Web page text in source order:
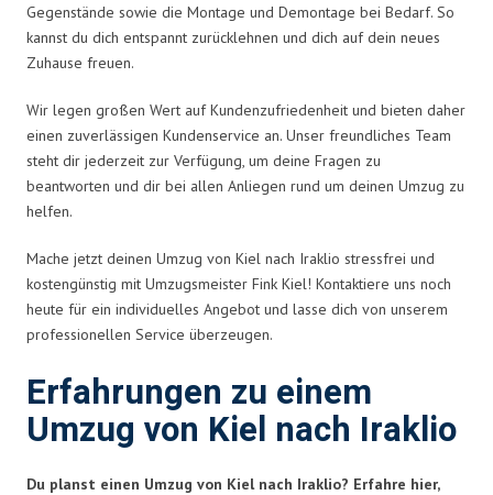
Gegenstände sowie die Montage und Demontage bei Bedarf. So
kannst du dich entspannt zurücklehnen und dich auf dein neues
Zuhause freuen.
Wir legen großen Wert auf Kundenzufriedenheit und bieten daher
einen zuverlässigen Kundenservice an. Unser freundliches Team
steht dir jederzeit zur Verfügung, um deine Fragen zu
beantworten und dir bei allen Anliegen rund um deinen Umzug zu
helfen.
Mache jetzt deinen Umzug von Kiel nach Iraklio stressfrei und
kostengünstig mit Umzugsmeister Fink Kiel! Kontaktiere uns noch
heute für ein individuelles Angebot und lasse dich von unserem
professionellen Service überzeugen.
Erfahrungen zu einem
Umzug von Kiel nach Iraklio
Du planst einen Umzug von Kiel nach Iraklio? Erfahre hier,